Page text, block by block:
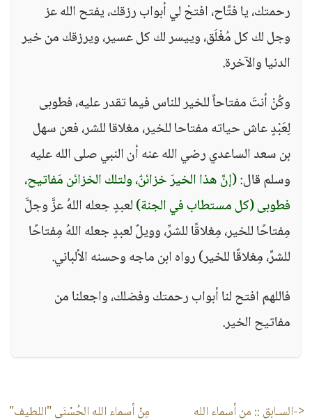
رحمتك، يا فتَّاح، افتحْ لي أبواب رزقك، يفتح الله عز
وجل لك كل مُغْلَق، وييسر لك كل عسير، ويرزقك من خير
الدنيا والآخرة.
وكُنْ أنتَ مفتاحاً للخير للناس فيما تقدر عليه، فطوبى
لِعَبْدٍ عاش حياته مفتاحا للخير، مغلاقا للشر، فعن سهل
بن سعد الساعدي رضي الله عنه أن النبي صلى الله عليه
وسلم قال:(إنَّ هذا الخيرَ خزائنٌ، ولتلك الخزائن مَفاتيح،
فطوبى (كل مستطاب في الجنة)لعبدٍ جعله اللهُ عزَّ وجلَّ
مِفتاحًا للخير، مِغلاقًا للشرِّ، وويلٌ لعبدٍ جعله اللهُ مِفتاحًا
للشرِّ، مِغلاقًا للخير) رواه ابن ماجه وحسنه الألباني.
فاللهم افتح لنا أبواب رحمتك وفضلك، واجعلنا من
مفاتيح الخير.
<-السـابق :: من أسماء الله
مِنْ أسماء الله الحُسْنَى "اللطيف"